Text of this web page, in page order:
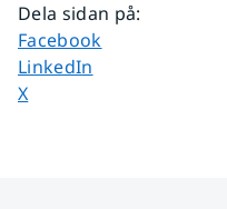
Dela sidan på:
Dela sidan på
Facebook
Dela sidan på
LinkedIn
Dela sidan på
X